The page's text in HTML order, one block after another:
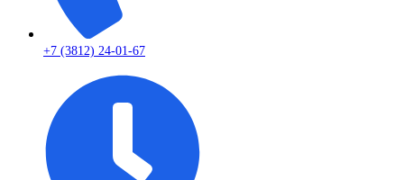
+7 (3812) 24-01-67